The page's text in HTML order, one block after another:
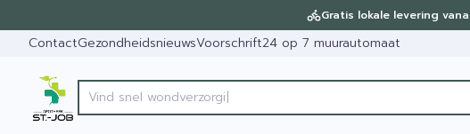
Gratis lokale levering
ContactGezondheidsnieuwsVoorschrift24 op 7 muurautomaat
Product, merk, categorie...